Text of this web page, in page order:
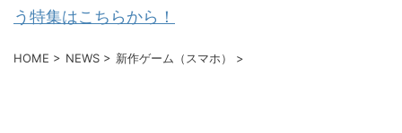
う特集はこちらから！
HOME > NEWS > 新作ゲーム（スマホ） >